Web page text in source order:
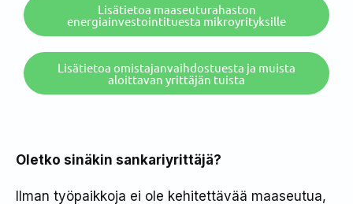
Lisätietoa maaseuturahaston
energiainvestointituesta mikroyrityksille
Lisätietoa omistajanvaihdostuesta ja muista
aloittavan yrittäjän tuista
Oletko sinäkin sankariyrittäjä?
Ilman työpaikkoja ei ole kehitettävää maaseutua,